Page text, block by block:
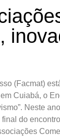
(Facmat)
Cuiabá, o
Neste
do